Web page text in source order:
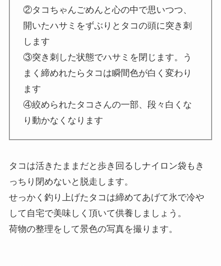
②タコちゃんごめんと心の中で思いつつ、
開いたハサミをずぶりとタコの頭に突き刺
します
③突き刺した状態でハサミを閉じます。う
まく締めれたらタコは瞬間色が白く変わり
ます
④絞められたタコさんの一部、段々白くな
り動かなくなります
タコは活きたままだと歩き回るしナイロン袋もき
っちり閉めないと脱走します。
せっかく釣り上げたタコは締めてあげて氷で冷や
して自宅で美味しく頂いて供養しましょう。
荷物の整理をして景色の写真を撮ります。